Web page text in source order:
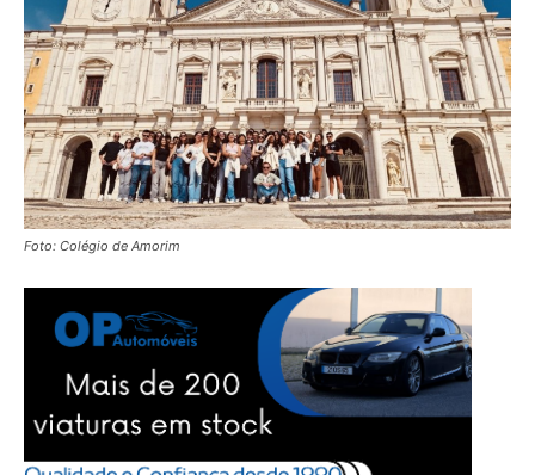
Foto: Colégio de Amorim